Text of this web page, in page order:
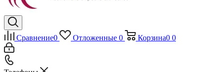
Сравнение0 Отложенные 0 Корзина0 0